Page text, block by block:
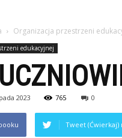
Organizacja przestrzeni
edukacyjnej
2023 765 0
Tweet (Ćwierkaj)